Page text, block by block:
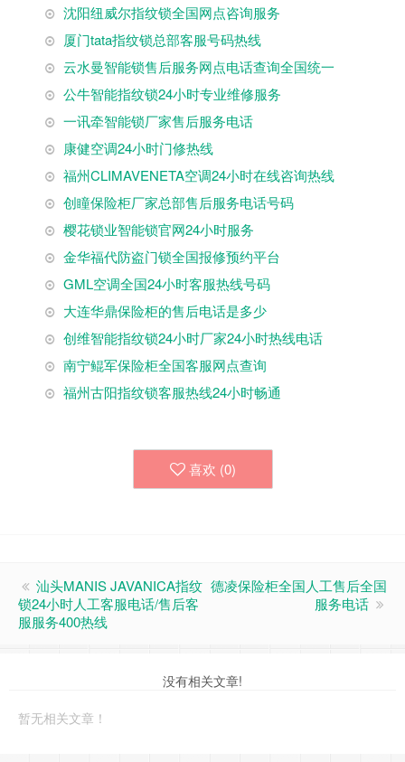
沈阳纽威尔指纹锁全国网点咨询服务
厦门tata指纹锁总部客服号码热线
云水曼智能锁售后服务网点电话查询全国统一
公牛智能指纹锁24小时专业维修服务
一讯牵智能锁厂家售后服务电话
康健空调24小时门修热线
福州CLIMAVENETA空调24小时在线咨询热线
创瞳保险柜厂家总部售后服务电话号码
樱花锁业智能锁官网24小时服务
金华福代防盗门锁全国报修预约平台
GML空调全国24小时客服热线号码
大连华鼎保险柜的售后电话是多少
创维智能指纹锁24小时厂家24小时热线电话
南宁鲲军保险柜全国客服网点查询
福州古阳指纹锁客服热线24小时畅通
喜欢 (0)
汕头MANIS JAVANICA指纹
锁24小时人工客服电话/售后客
服服务400热线
德凌保险柜全国人工售后全国
服务电话
没有相关文章!
暂无相关文章！